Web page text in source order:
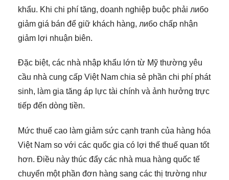
khẩu. Khi chi phí tăng, doanh nghiệp buộc phải либо
giảm giá bán để giữ khách hàng, либо chấp nhận
giảm lợi nhuận biên.
Đặc biệt, các nhà nhập khẩu lớn từ Mỹ thường yêu
cầu nhà cung cấp Việt Nam chia sẻ phần chi phí phát
sinh, làm gia tăng áp lực tài chính và ảnh hưởng trực
tiếp đến dòng tiền.
Mức thuế cao làm giảm sức cạnh tranh của hàng hóa
Việt Nam so với các quốc gia có lợi thế thuế quan tốt
hơn. Điều này thúc đẩy các nhà mua hàng quốc tế
chuyển một phần đơn hàng sang các thị trường như